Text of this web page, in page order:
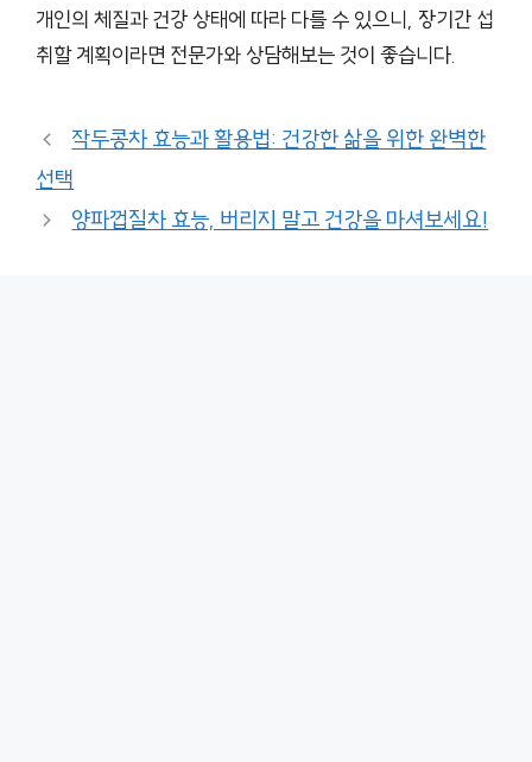
개인의 체질과 건강 상태에 따라 다를 수 있으니, 장기간 섭
취할 계획이라면 전문가와 상담해보는 것이 좋습니다.
작두콩차 효능과 활용법: 건강한 삶을 위한 완벽한
선택
양파껍질차 효능, 버리지 말고 건강을 마셔보세요!